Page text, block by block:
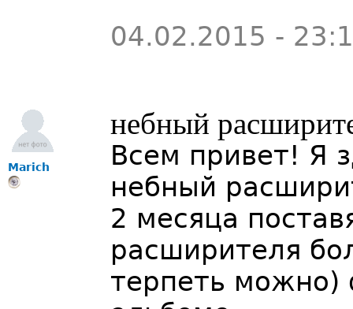
04.02.2015 -
Marich
небный
Всем привет! Я
небный
2 месяца
расширителя
терпеть можно)